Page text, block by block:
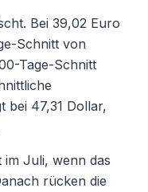
Bei 39,02 Euro
Schnitt von
Tage-Schnitt
bei 47,31 Dollar,
im Juli, wenn das
rücken die